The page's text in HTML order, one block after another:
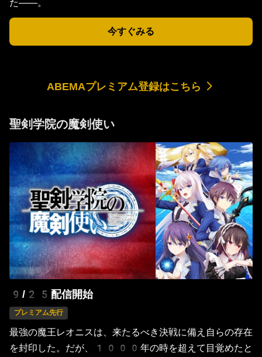
た――。
今すぐみる
ABEMAプレミアム登録はこちら
聖剣学院の魔剣使い
9/25配信開始
プレミアム先行
最強の魔王レオニスは、来たるべき決戦に備え自らの存在
を封印した。だが、1000年の時を超えて目覚めたと